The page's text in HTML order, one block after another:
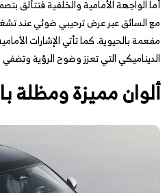
مع السائق عبر عرض ترحيبي ضوئي عند
مفعمة بالحيوية. كما تأتي الإشارات
الديناميكي التي تعزز وضوح الرؤية
ألوان مميزة ومظلة